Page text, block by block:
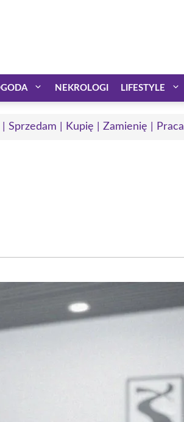
NEKROLOGI LIFESTYLE
Sprzedam | Kupię | Zamienię | Praca